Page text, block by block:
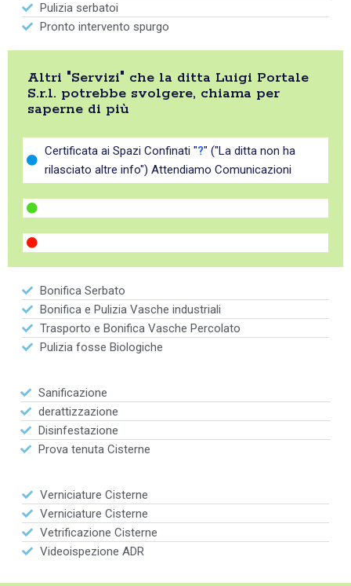
Pulizia serbatoi
Pronto intervento spurgo
Altri "Servizi" che la ditta Luigi Portale
S.r.l. potrebbe svolgere, chiama per
saperne di più
Certificata ai Spazi Confinati "?" ("La ditta non ha
rilasciato altre info") Attendiamo Comunicazioni
Bonifica Serbato
Bonifica e Pulizia Vasche industriali
Trasporto e Bonifica Vasche Percolato
Pulizia fosse Biologiche
Sanificazione
derattizzazione
Disinfestazione
Prova tenuta Cisterne
Verniciature Cisterne
Verniciature Cisterne
Vetrificazione Cisterne
Videoispezione ADR